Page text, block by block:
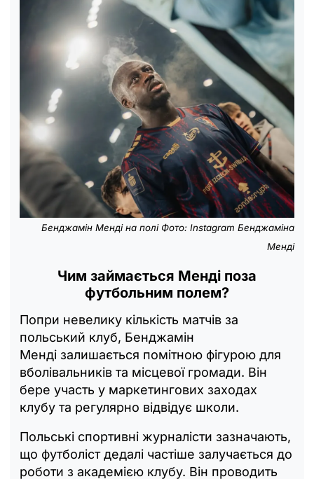
Бенджамін Мендіна полі Фото: Instagram Бенджаміна
Менді
Чим займається Менді поза
футбольним полем?
Попри невелику кількість матчів за
польський клуб, Бенджамін
Менді залишається помітною фігурою для
вболівальників та місцевої громади. Він
бере участь у маркетингових заходах
клубу та регулярно відвідує школи.
Польські спортивні журналісти зазначають,
що футболіст дедалі частіше залучається до
роботи з академією клубу. Він проводить